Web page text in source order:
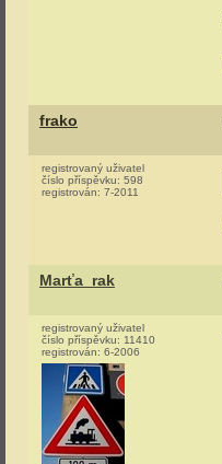
frako
registrovaný uživatel
číslo příspěvku: 598
registrován: 7-2011
Marťa_rak
registrovaný uživatel
číslo příspěvku: 11410
registrován: 6-2006